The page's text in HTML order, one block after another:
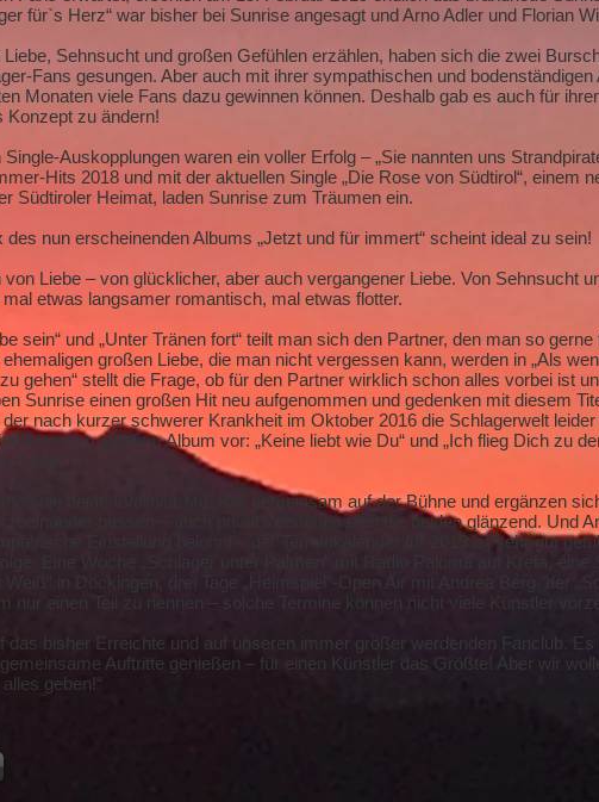
für`s Herz“ war bisher bei Sunrise angesagt und Arno Adler und Florian
Liebe, Sehnsucht und großen Gefühlen erzählen, haben sich die zwei
Fans gesungen. Aber auch mit ihrer sympathischen und
Monaten viele Fans dazu gewinnen können. Deshalb gab es auch für
Konzept zu ändern!
Auskopplungen waren ein voller Erfolg – „Sie nannten uns
Hits 2018 und mit der aktuellen Single „Die Rose von Südtirol“, einem
Südtiroler Heimat, laden Sunrise zum Träumen ein.
des nun erscheinenden Albums „Jetzt und für immert“ scheint ideal zu sein!
von Liebe – von glücklicher, aber auch vergangener Liebe. Von Sehnsucht
etwas langsamer romantisch, mal etwas flotter.
sein“ und „Unter Tränen fort“ teilt man sich den Partner, den man so
großen Liebe, die man nicht vergessen kann, werden in „Als
gehen“ stellt die Frage, ob für den Partner wirklich schon alles vorbei ist
Sunrise einen großen Hit neu aufgenommen und gedenken mit diesem
nach kurzer schwerer Krankheit im Oktober 2016 die Schlagerwelt
kommen auf dem Album vor: „Keine liebt wie Du“ und „Ich flieg Dich zu
Liebe!
die beiden Vollblut-Musiker gemeinsam auf der Bühne und ergänzen
zueinander passen – auch privat verstehen sich die beiden glänzend. Und
Einstellung belohnt – der Terminkalender für 2019 ist sehr gut
Eine Woche „Schlager unter Palmen“ mit Radio Paloma auf Kreta,
in Döckingen, drei Tage „Heimspiel“-Open Air mit Andrea Berg, der
nur einen Teil zu nennen – solche Termine können nicht viele Künstler
das bisher Erreichte und auf unseren immer größer werdenden Fanclub.
Auftritte genießen – für einen Künstler das Größte! Aber wir
geben!“